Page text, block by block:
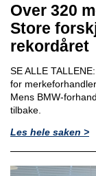
Over 320
Store
rekordåret
SE ALLE
for
Mens BMW-
tilbake.
Les hele saken >